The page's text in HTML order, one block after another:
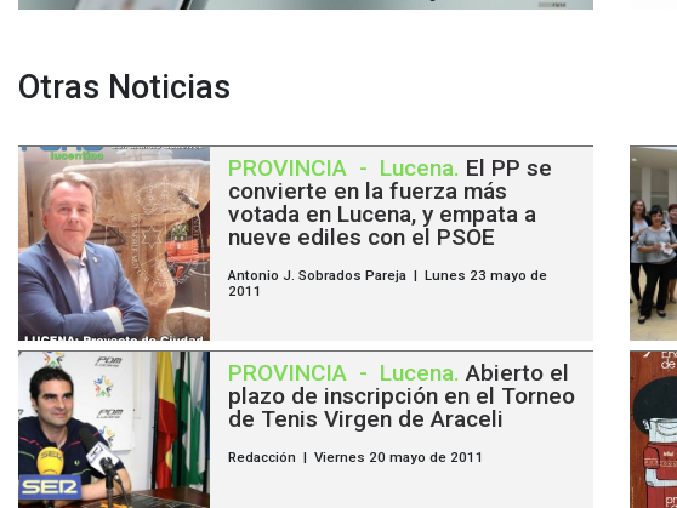
Otras Noticias
PROVINCIA - Lucena. El PP se
convierte en la fuerza más
votada en Lucena, y empata a
nueve ediles con el PSOE
Antonio J. Sobrados Pareja | Lunes 23 mayo de
2011
PROVINCIA - Lucena. Abierto el
plazo de inscripción en el Torneo
de Tenis Virgen de Araceli
Redacción | Viernes 20 mayo de 2011